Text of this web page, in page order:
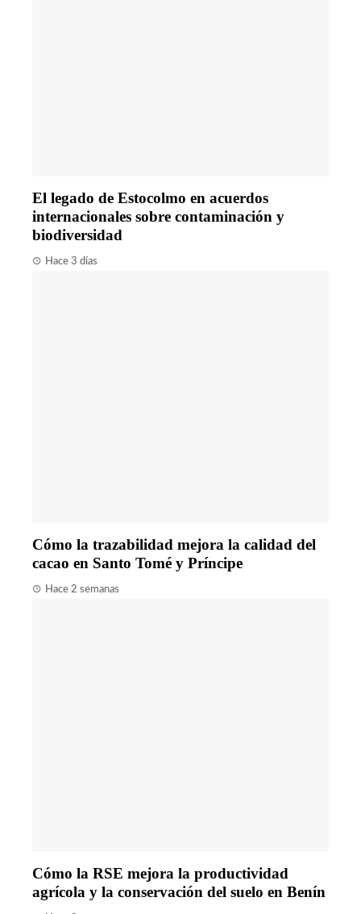
El legado de Estocolmo en acuerdos
internacionales sobre contaminación y
biodiversidad
Hace 3 días
Cómo la trazabilidad mejora la calidad del
cacao en Santo Tomé y Príncipe
Hace 2 semanas
Cómo la RSE mejora la productividad
agrícola y la conservación del suelo en Benín